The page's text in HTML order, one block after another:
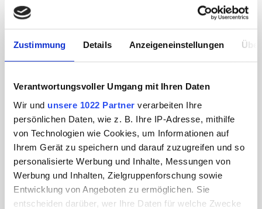
Zustimmung Details Anzeigeneinstellungen
Verantwortungsvoller Umgang mit Ihren Daten
Wir und unsere 1022 Partner verarbeiten Ihre
persönlichen Daten, wie z. B. Ihre IP-Adresse, mithilfe
von Technologien wie Cookies, um Informationen auf
Ihrem Gerät zu speichern und darauf zuzugreifen und so
personalisierte Werbung und Inhalte, Messungen von
Werbung und Inhalten, Zielgruppenforschung sowie
Entwicklung von Angeboten zu ermöglichen. Sie
entscheiden darüber, wer Ihre Daten für welche Zwecke